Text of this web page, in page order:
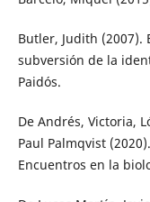
Butler, Judith (2007).
subversión de la
Paidós.
De Andrés, Victoria,
Paul Palmqvist
Encuentros en la